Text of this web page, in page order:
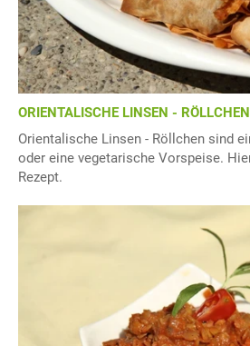
ORIENTALISCHE LINSEN - RÖLLCHEN
Orientalische Linsen - Röllchen sind
oder eine vegetarische Vorspeise.
Rezept.